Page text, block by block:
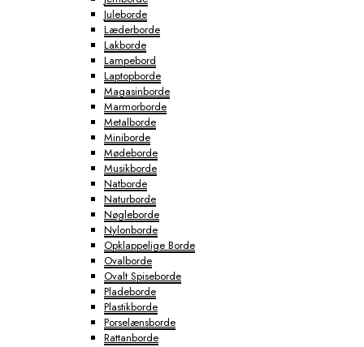
Juleborde
Læderborde
Lakborde
Lampebord
Laptopborde
Magasinborde
Marmorborde
Metalborde
Miniborde
Mødeborde
Musikborde
Natborde
Naturborde
Nøgleborde
Nylonborde
Opklappelige Borde
Ovalborde
Ovalt Spiseborde
Pladeborde
Plastikborde
Porselænsborde
Rattanborde